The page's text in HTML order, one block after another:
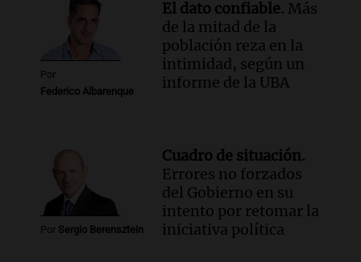
Por
Federico Albarenque
El dato confiable. Más
de la mitad de la
población reza en la
intimidad, según un
informe de la UBA
Por Sergio Berensztein
Cuadro de situación.
Errores no forzados
del Gobierno en su
intento por retomar la
iniciativa política